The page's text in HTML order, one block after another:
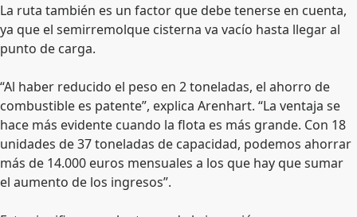
La ruta también es un factor que debe tenerse en cuenta,
ya que el semirremolque cisterna va vacío hasta llegar al
punto de carga.
“Al haber reducido el peso en 2 toneladas, el ahorro de
combustible es patente”, explica Arenhart. “La ventaja se
hace más evidente cuando la flota es más grande. Con 18
unidades de 37 toneladas de capacidad, podemos ahorrar
más de 14.000 euros mensuales a los que hay que sumar
el aumento de los ingresos”.